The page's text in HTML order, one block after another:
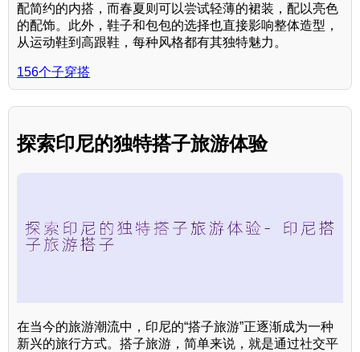
配简约的内搭，而春夏则可以尝试轻薄的裙装，配以亮色
的配饰。此外，鞋子和包包的选择也直接影响整体造型，
从运动鞋到高跟鞋，每种风格都有其独特魅力。
156个子穿搭
探索印尼的独特搭子旅游体验
在当今的旅游潮流中，印尼的“搭子旅游”正逐渐成为一种
新兴的旅行方式。搭子旅游，简单来说，就是通过社交平